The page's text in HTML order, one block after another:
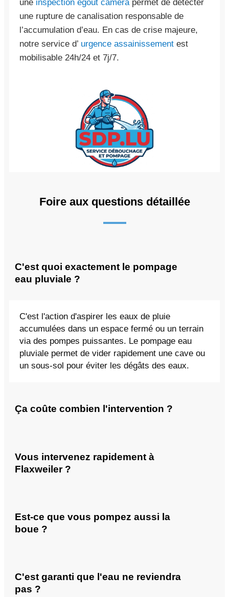
une inspection egout camerapermet de détecter
une rupture de canalisation responsable de
l’accumulation d’eau. En cas de crise majeure,
notre service d’ urgence assainissement est
mobilisable 24h/24 et 7j/7.
Foire aux questions détaillée
C'est quoi exactement le pompage
eau pluviale ?
C'est l'action d'aspirer les eaux de pluie
accumulées dans un espace fermé ou un terrain
via des pompes puissantes. Le pompage eau
pluviale permet de vider rapidement une cave ou
un sous-sol pour éviter les dégâts des eaux.
Ça coûte combien l'intervention ?
Vous intervenez rapidement à
Flaxweiler ?
Est-ce que vous pompez aussi la
boue ?
C'est garanti que l'eau ne reviendra
pas ?